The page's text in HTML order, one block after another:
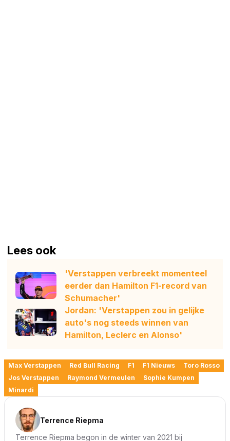
Lees ook
'Verstappen verbreekt momenteel
eerder dan Hamilton F1-record van
Schumacher'
Jordan: 'Verstappen zou in gelijke
auto's nog steeds winnen van
Hamilton, Leclerc en Alonso'
Max Verstappen Red Bull Racing F1 F1 Nieuws
Toro Rosso
Jos Verstappen
Raymond Vermeulen
Sophie Kumpen
Minardi
Terrence Riepma
Terrence Riepma begon in de winter van 2021 bij